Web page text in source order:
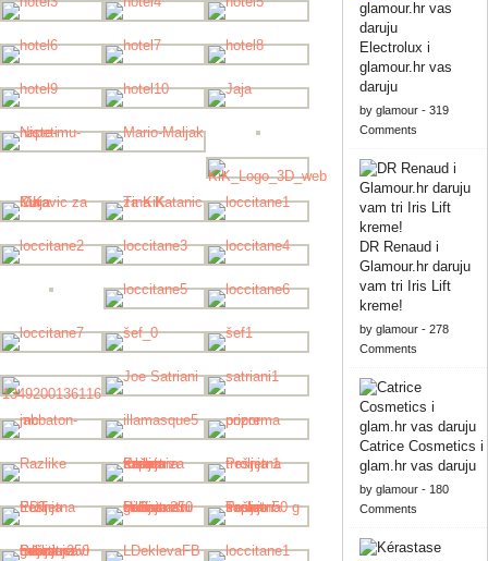
Electrolux i
glamour.hr vas
daruju
by glamour- 319
Comments
DR Renaud i
Glamour.hr daruju
vam tri Iris Lift
kreme!
by glamour- 278
Comments
Catrice Cosmetics i
glam.hr vas daruju
by glamour- 180
Comments